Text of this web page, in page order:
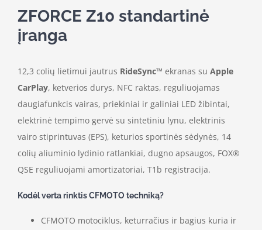
ZFORCE Z10 standartinė
įranga
12,3 colių lietimui jautrus RideSync™ ekranas su Apple
CarPlay, ketverios durys, NFC raktas, reguliuojamas
daugiafunkcis vairas, priekiniai ir galiniai LED žibintai,
elektrinė tempimo gervė su sintetiniu lynu, elektrinis
vairo stiprintuvas (EPS), keturios sportinės sėdynės, 14
colių aliuminio lydinio ratlankiai, dugno apsaugos, FOX®
QSE reguliuojami amortizatoriai, T1b registracija.
Kodėl verta rinktis CFMOTO techniką?
CFMOTO motociklus, keturračius ir bagius kuria ir